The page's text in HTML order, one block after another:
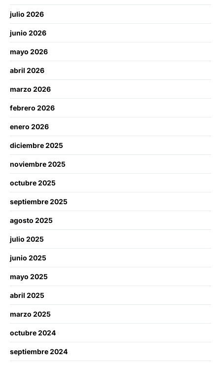
julio 2026
junio 2026
mayo 2026
abril 2026
marzo 2026
febrero 2026
enero 2026
diciembre 2025
noviembre 2025
octubre 2025
septiembre 2025
agosto 2025
julio 2025
junio 2025
mayo 2025
abril 2025
marzo 2025
octubre 2024
septiembre 2024